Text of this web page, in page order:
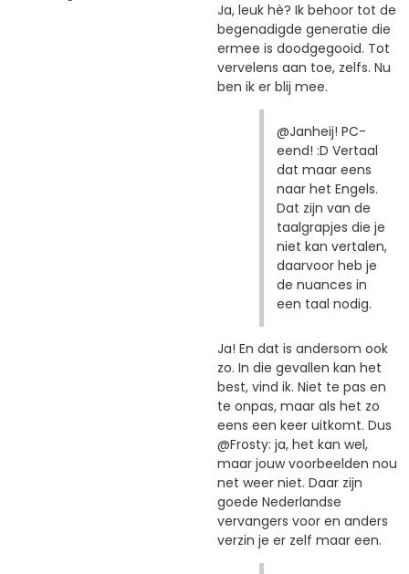
Ja, leuk hè? Ik behoor tot de
begenadigde generatie die
ermee is doodgegooid. Tot
vervelens aan toe, zelfs. Nu
ben ik er blij mee.
@Janheij! PC-
eend! :D Vertaal
dat maar eens
naar het Engels.
Dat zijn van de
taalgrapjes die je
niet kan vertalen,
daarvoor heb je
de nuances in
een taal nodig.
Ja! En dat is andersom ook
zo. In die gevallen kan het
best, vind ik. Niet te pas en
te onpas, maar als het zo
eens een keer uitkomt. Dus
@Frosty: ja, het kan wel,
maar jouw voorbeelden nou
net weer niet. Daar zijn
goede Nederlandse
vervangers voor en anders
verzin je er zelf maar een.